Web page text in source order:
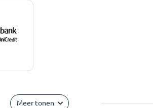
Meer tonen